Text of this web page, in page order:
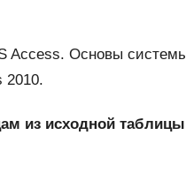
Access. Основы
2010.
из исходной таблицы